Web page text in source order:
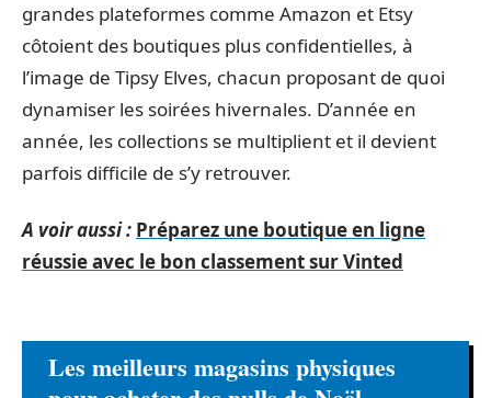
grandes plateformes comme Amazon et Etsy
côtoient des boutiques plus confidentielles, à
l’image de Tipsy Elves, chacun proposant de quoi
dynamiser les soirées hivernales. D’année en
année, les collections se multiplient et il devient
parfois difficile de s’y retrouver.
A voir aussi : Préparez une boutique en ligne
réussie avec le bon classement sur Vinted
Les meilleurs magasins physiques